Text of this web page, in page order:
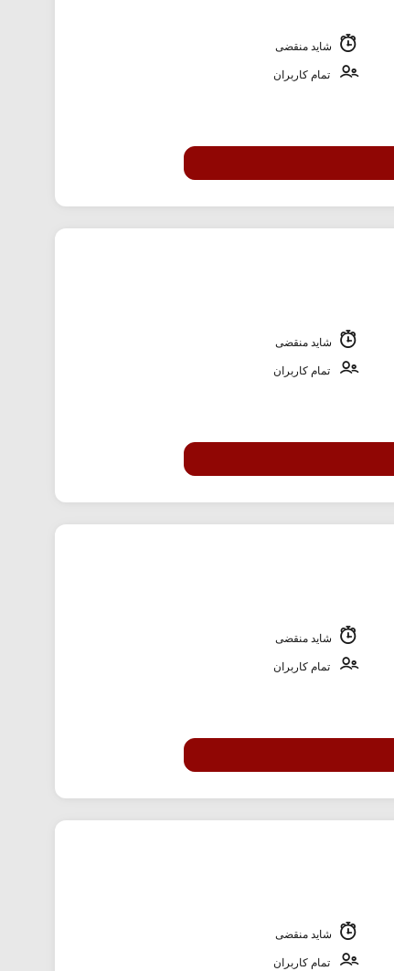
شاید منقضی
تمام کاربران
شاید منقضی
تمام کاربران
شاید منقضی
تمام کاربران
شاید منقضی
تمام کاربران